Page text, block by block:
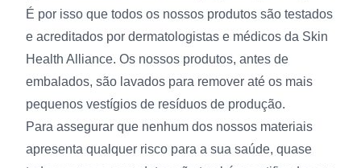
É por isso que todos os nossos produtos são testados
e acreditados por dermatologistas e médicos da Skin
Health Alliance. Os nossos produtos, antes de
embalados, são lavados para remover até os mais
pequenos vestígios de resíduos de produção.
Para assegurar que nenhum dos nossos materiais
apresenta qualquer risco para a sua saúde, quase